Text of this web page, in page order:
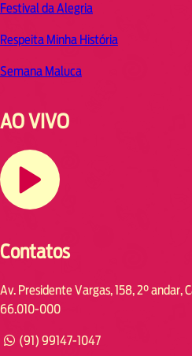
Festival da Alegria
Respeita Minha História
Semana Maluca
AO VIVO
Contatos
Av. Presidente Vargas, 158, 2° andar,
66.010-000
(91) 99147-1047